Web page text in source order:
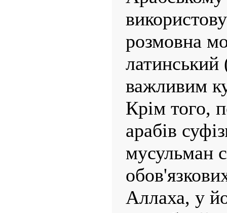
розмовна
латинський
важливим
Крім того,
арабів
мусульман
Аллаха, у